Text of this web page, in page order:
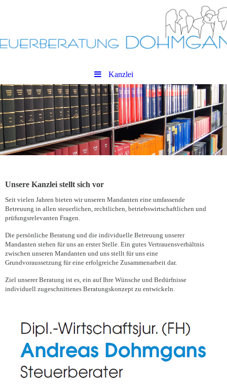
Kanzlei
Unsere Kanzlei stellt sich vor
Seit vielen Jahren bieten wir unseren Mandanten eine umfassende
Betreuung in allen steuerlichen, rechtlichen, betriebswirtschaftlichen und
prüfungsrelevanten Fragen.
Die persönliche Beratung und die individuelle Betreuung unserer
Mandanten stehen für uns an erster Stelle. Ein gutes Vertrauensverhältnis
zwischen unseren Mandanten und uns stellt für uns eine
Grundvoraussetzung für eine erfolgreiche Zusammenarbeit dar.
Ziel unserer Beratung ist es, ein auf Ihre Wünsche und Bedürfnisse
individuell zugeschnittenes Beratungskonzept zu entwickeln.